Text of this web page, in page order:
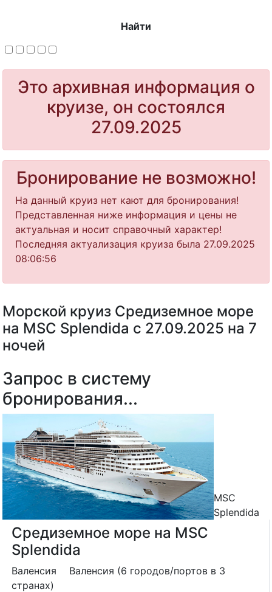
Найти
Это архивная информация о
круизе, он состоялся
27.09.2025
Бронирование не возможно!
На данный круиз нет кают для бронирования!
Представленная ниже информация и цены не
актуальная и носит справочный характер!
Последняя актуализация круиза была 27.09.2025
08:06:56
Морской круиз Средиземное море
на MSC Splendida с 27.09.2025 на 7
ночей
MSC
Splendida
Средиземное море на MSC
Splendida
Валенсия
Валенсия (6 городов/портов в 3
странах)
Запрос в систему
бронирования...